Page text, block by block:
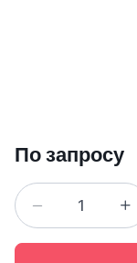
По запросу